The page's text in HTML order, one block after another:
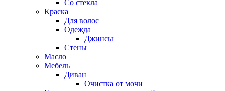
Со стекла
Краска
Для волос
Одежда
Джинсы
Стены
Масло
Мебель
Диван
Очистка от мочи